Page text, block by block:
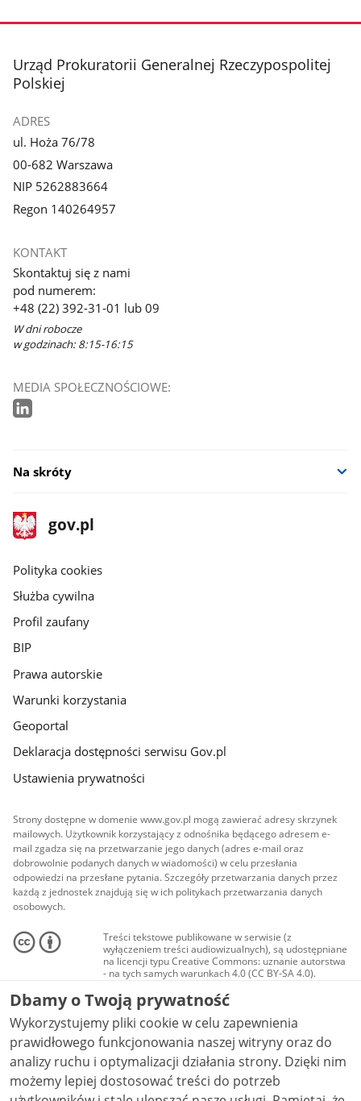
stopka
Urząd Prokuratorii Generalnej Rzeczypospolitej
Polskiej
ADRES
ul. Hoża 76/78
00-682 Warszawa
NIP 5262883664
Regon 140264957
KONTAKT
Skontaktuj się z nami
pod numerem:
+48 (22) 392-31-01 lub 09
W dni robocze
w godzinach: 8:15-16:15
MEDIA SPOŁECZNOŚCIOWE:
Na skróty
stopka
gov.pl
Strona
gov.pl
gov.pl
Polityka cookies
Służba cywilna
Profil zaufany
BIP
Prawa autorskie
Warunki korzystania
Geoportal
Deklaracja dostępności serwisu Gov.pl
Ustawienia prywatności
Strony dostępne w domenie www.gov.pl mogą zawierać adresy skrzynek
mailowych. Użytkownik korzystający z odnośnika będącego adresem e-
mail zgadza się na przetwarzanie jego danych (adres e-mail oraz
dobrowolnie podanych danych w wiadomości) w celu przesłania
odpowiedzi na przesłane pytania. Szczegóły przetwarzania danych przez
każdą z jednostek znajdują się w ich politykach przetwarzania danych
osobowych.
Treści tekstowe publikowane w serwisie (z
wyłączeniem treści audiowizualnych), są udostępniane
na licencji typu Creative Commons: uznanie autorstwa
- na tych samych warunkach 4.0 (CC BY-SA 4.0).
Materiały audiowizualne, w tym zdjęcia, materiały
audio i wideo, są udostępniane na licencji typu
Creative Commons: uznanie autorstwa użycie
niekomercyjne - bez utworów zależnych 4.0 (CC BY-
NC-ND 4.0), o ile nie jest to stwierdzone inaczej.
Dbamy o Twoją prywatność
Wykorzystujemy pliki cookie w celu zapewnienia
prawidłowego funkcjonowania naszej witryny oraz do
analizy ruchu i optymalizacji działania strony. Dzięki nim
możemy lepiej dostosować treści do potrzeb